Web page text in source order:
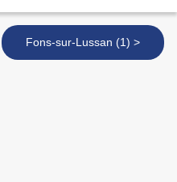
Fons-sur-Lussan (1) >